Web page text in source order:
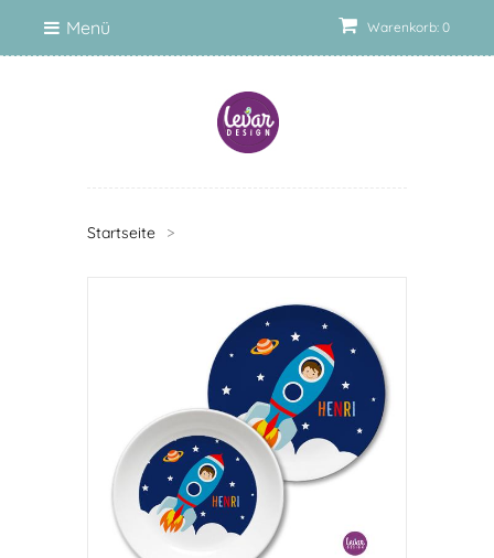
Warenkorb: 0
Menü
Startseite >